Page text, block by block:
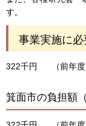
す。
事業実施に必
322千円 （前年
箕面市の負担額